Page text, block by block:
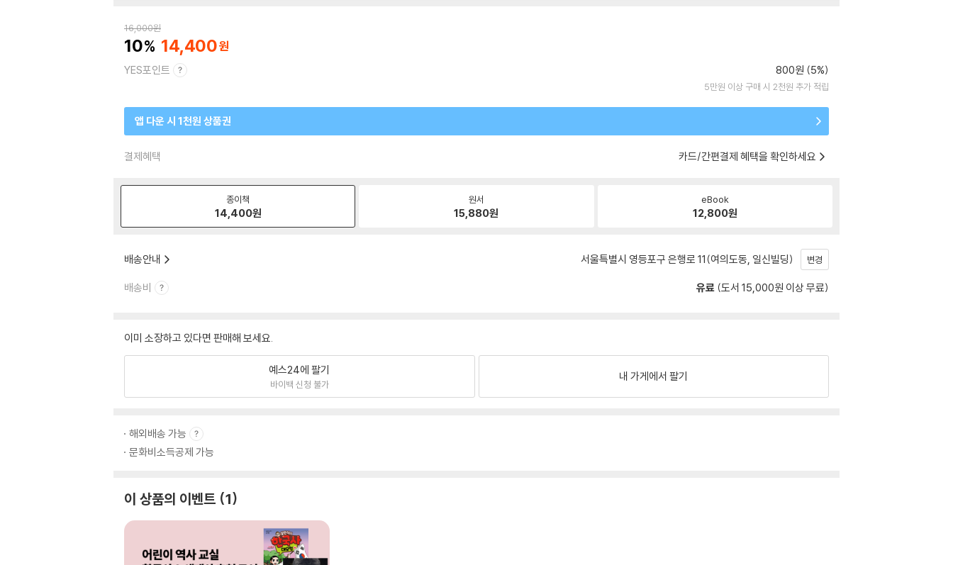
16,000원
10 14,400
YES포인트 800원 (5%)
5만원 이상 구매 시 2천원 추가 적립
앱 다운 시 1천원 상품권
결제혜택 카드/간편결제 혜택을 확인하세요
종이책
14,400원
원서
15,880원
eBook
12,800원
배송안내 서울특별시 영등포구 은행로 11(여의도동, 일신빌딩) 변경
배송비 유료 (도서 15,000원 이상 무료)
이미 소장하고 있다면 판매해 보세요.
예스24에 팔기
바이백 신청 불가
내 가게에서 팔기
해외배송 가능
문화비소득공제 가능
이 상품의 이벤트 1